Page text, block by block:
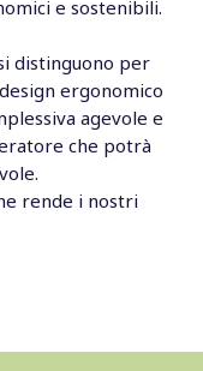
e sostenibili.
distinguono per
ergonomico
agevole e
che potrà
rende i nostri